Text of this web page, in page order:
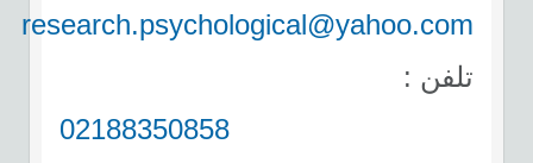
research.psychological@yahoo.com
تلفن :
02188350858